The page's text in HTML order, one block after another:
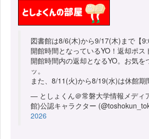
図書館は8/6(木)から9/17(木)まで【
開館時間となっているYO！返却ポス
開館時間内の返却となるYO。お気を
ッ。
また、8/11(火)から8/19(水)は休館期
— としょくん＠常磐大学情報メディ
館)公認キャラクター
2026